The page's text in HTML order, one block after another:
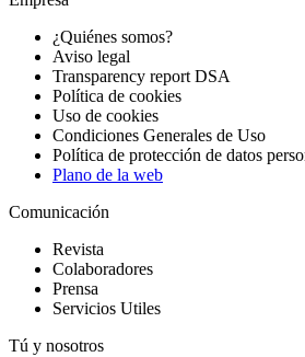
¿Quiénes somos?
Aviso legal
Transparency report DSA
Política de cookies
Uso de cookies
Condiciones Generales de Uso
Política de protección de datos
Plano de la web
Comunicación
Revista
Colaboradores
Prensa
Servicios Utiles
Tú y nosotros